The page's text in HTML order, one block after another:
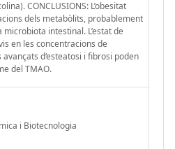
CONCLUSIONS: L’obesitat
dels metabòlits, probablement
intestinal. L’estat de
en les concentracions de
d‘esteatosi i fibrosi poden
del TMAO.
i Biotecnologia